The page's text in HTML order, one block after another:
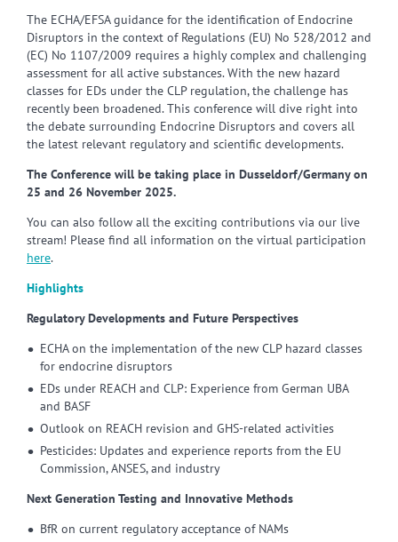
The ECHA/EFSA guidance for the identification of Endocrine
Disruptors in the context of Regulations (EU) No 528/2012 and
(EC) No 1107/2009 requires a highly complex and challenging
assessment for all active substances. With the new hazard
classes for EDs under the CLP regulation, the challenge has
recently been broadened. This conference will dive right into
the debate surrounding Endocrine Disruptors and covers all
the latest relevant regulatory and scientific developments.
The Conference will be taking place in Dusseldorf/Germany on
25 and 26 November 2025.
You can also follow all the exciting contributions via our live
stream! Please find all information on the virtual participation
here.
Highlights
Regulatory Developments and Future Perspectives
ECHA on the implementation of the new CLP hazard classes
for endocrine disruptors
EDs under REACH and CLP: Experience from German UBA
and BASF
Outlook on REACH revision and GHS-related activities
Pesticides: Updates and experience reports from the EU
Commission, ANSES, and industry
Next Generation Testing and Innovative Methods
BfR on current regulatory acceptance of NAMs